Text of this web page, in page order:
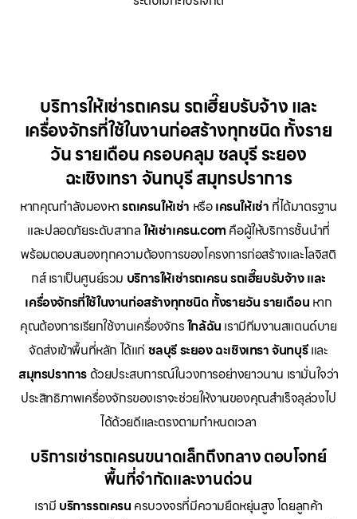
บริการให้เช่ารถเครน รถเฮี๊ยบรับจ้าง และ
เครื่องจักรที่ใช้ในงานก่อสร้างทุกชนิด ทั้งราย
วัน รายเดือน ครอบคลุม ชลบุรี ระยอง
ฉะเชิงเทรา จันทบุรี สมุทรปราการ
หากคุณกำลังมองหารถเครนให้เช่า หรือเครนให้เช่า ที่ได้มาตรฐาน
และปลอดภัยระดับสากลให้เช่าเครน.com คือผู้ให้บริการชั้นนำที่
พร้อมตอบสนองทุกความต้องการของโครงการก่อสร้างและโลจิสติ
กส์ เราเป็นศูนย์รวม บริการให้เช่ารถเครน รถเฮี๊ยบรับจ้าง และ
เครื่องจักรที่ใช้ในงานก่อสร้างทุกชนิด ทั้งรายวัน รายเดือน หาก
คุณต้องการเรียกใช้งานเครื่องจักรใกล้ฉัน เรามีทีมงานสแตนด์บาย
จัดส่งเข้าพื้นที่หลัก ได้แก่ ชลบุรี ระยอง ฉะเชิงเทรา จันทบุรีและ
สมุทรปราการด้วยประสบการณ์ในวงการอย่างยาวนาน เรามั่นใจว่า
ประสิทธิภาพเครื่องจักรของเราจะช่วยให้งานของคุณสำเร็จลุล่วงไป
ได้ด้วยดีและตรงตามกำหนดเวลา
บริการเช่ารถเครนขนาดเล็กถึงกลาง ตอบโจทย์
พื้นที่จำกัดและงานด่วน
เรามี บริการรถเครน ครบวงจรที่มีความยืดหยุ่นสูง โดยลูกค้า